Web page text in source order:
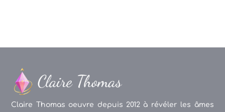
Claire Thomas oeuvre depuis 2012 à révéler les âmes